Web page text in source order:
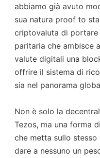
abbiamo già avuto
sua natura proof to
criptovaluta di
paritaria che ambisce
valute digitali una
offrire il sistema di
sia nel panorama
Non è solo la
Tezos, ma una forma
che metta sullo
dare a nessuno un